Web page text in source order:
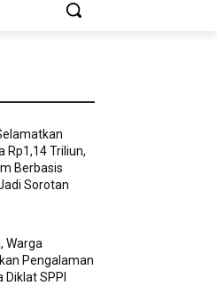
Rp1,14 Triliun,
Berbasis
Sorotan
Warga
Pengalaman
SPPI